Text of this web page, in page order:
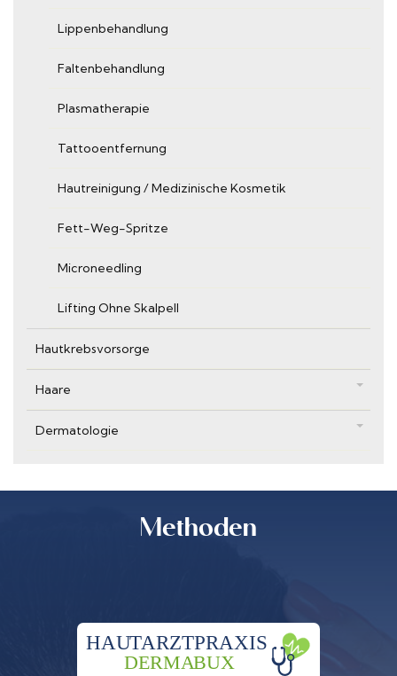
Lippenbehandlung
Faltenbehandlung
Plasmatherapie
Tattooentfernung
Hautreinigung / Medizinische Kosmetik
Fett-Weg-Spritze
Microneedling
Lifting Ohne Skalpell
Hautkrebsvorsorge
Haare
Dermatologie
Behandlungen
Methoden
and more...